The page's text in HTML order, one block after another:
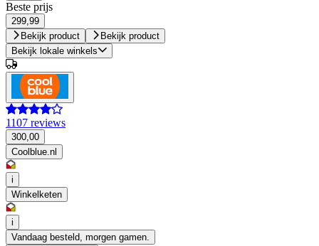
Beste prijs
299,99
Bekijk product
Bekijk product
Bekijk lokale winkels
1107 reviews
300,00
Coolblue.nl
i
Winkelketen
i
Vandaag besteld, morgen gamen.